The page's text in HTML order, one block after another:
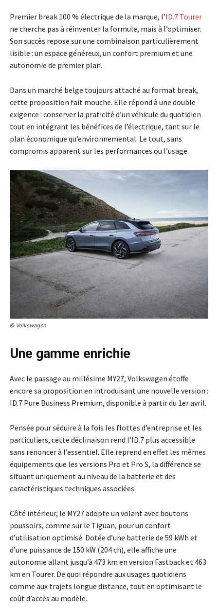
Premier break 100 % électrique de la marque, l’ID.7 Tourer
ne cherche pas à réinventer la formule, mais à l’optimiser.
Son succès repose sur une combinaison particulièrement
lisible : un espace généreux, un confort premium et une
autonomie de premier plan.
Dans un marché belge toujours attaché au format break,
cette proposition fait mouche. Elle répond à une double
exigence : conserver la praticité d’un véhicule du quotidien
tout en intégrant les bénéfices de l’électrique, tant sur le
plan économique qu’environnemental. Le tout, sans
compromis apparent sur les performances ou l’usage.
© Volkswagen
Une gamme enrichie
Avec le passage au millésime MY27, Volkswagen étoffe
encore sa proposition en introduisant une nouvelle version :
ID.7 Pure Business Premium, disponible à partir du 1er avril.
Pensée pour séduire à la fois les flottes d’entreprise et les
particuliers, cette déclinaison rend l’ID.7 plus accessible
sans renoncer à l’essentiel. Elle reprend en effet les mêmes
équipements que les versions Pro et Pro S, la différence se
situant uniquement au niveau de la batterie et des
caractéristiques techniques associées.
Côté intérieur, le MY27 adopte un volant avec boutons
poussoirs, comme sur le Tiguan, pour un confort
d’utilisation optimisé. Dotée d’une batterie de 59 kWh et
d’une puissance de 150 kW (204 ch), elle affiche une
autonomie allant jusqu’à 473 km en version Fastback et 463
km en Tourer. De quoi répondre aux usages quotidiens
comme aux trajets longue distance, tout en optimisant le
coût d’accès au modèle.